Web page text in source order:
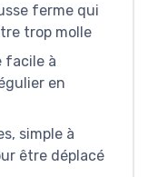
ferme qui
trop molle
facile à
en
simple à
être déplacé